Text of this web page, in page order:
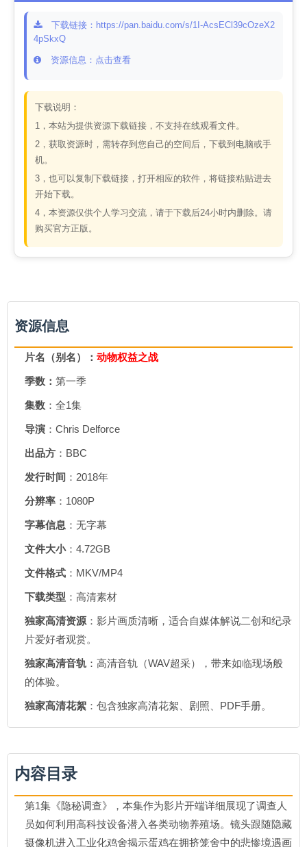
下载链接：https://pan.baidu.com/s/1I-AcsECl39cOzeX2
4pSkxQ
资源信息：点击查看
下载说明：
1，本站为提供资源下载链接，不支持在线观看文件。
2，获取资源时，需转存到您自己的空间后，下载到电脑或手
机。
3，也可以复制下载链接，打开相应的软件，将链接粘贴进去
开始下载。
4，本资源仅供个人学习交流，请于下载后24小时内删除。请
购买官方正版。
资源信息
片名（别名）： 动物权益之战
季数： 第一季
集数 ：全1集
导演 ：Chris Delforce
出品方 ：BBC
发行时间 ：2018年
分辨率 ：1080P
字幕信息 ：无字幕
文件大小：4.72GB
文件格式 ：MKV/MP4
下载类型 ：高清素材
独家高清资源 ：影片画质清晰，适合自媒体解说二创和纪录
片爱好者观赏。
独家高清音轨 ：高清音轨（WAV超采），带来如临现场般
的体验。
独家高清花絮 ：包含独家高清花絮、剧照、PDF手册。
内容目录
第1集《隐秘调查》，本集作为影片开端详细展现了调查人
员如何利用高科技设备潜入各类动物养殖场。镜头跟随隐藏
摄像机进入工业化鸡舍揭示蛋鸡在拥挤笼舍中的悲惨境遇画